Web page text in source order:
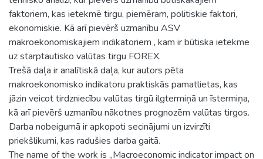
faktoriem, kas ietekmē tirgu, piemēram, politiskie faktori,
ekonomiskie. Kā arī pievērš uzmanību ASV
makroekonomiskajiem indikatoriem , kam ir būtiska ietekme
uz starptautisko valūtas tirgu FOREX.
Trešā daļa ir analītiskā daļa, kur autors pēta
makroekonomisko indikatoru praktiskās pamatlietas, kas
jāzin veicot tirdzniecību valūtas tirgū ilgtermiņā un īstermiņa,
kā arī pievērš uzmanību nākotnes prognozēm valūtas tirgos.
Darba nobeigumā ir apkopoti secinājumi un izvirzīti
priekšlikumi, kas radušies darba gaitā.
The name of the work is „Macroeconomic indicator impact on